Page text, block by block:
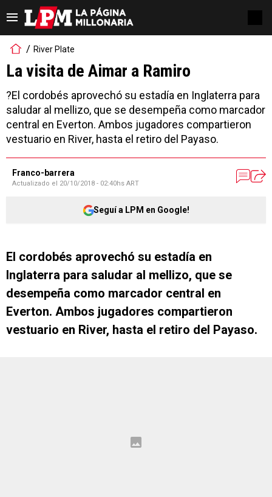
River Plate
La visita de Aimar a Ramiro
?El cordobés aprovechó su estadía en Inglaterra para
saludar al mellizo, que se desempeña como marcador
central en Everton. Ambos jugadores compartieron
vestuario en River, hasta el retiro del Payaso.
Franco-barrera
Actualizado el 20/10/2018 - 02:40hs ART
Seguí a LPM en Google!
El cordobés aprovechó su estadía en
Inglaterra para saludar al mellizo, que se
desempeña como marcador central en
Everton. Ambos jugadores compartieron
vestuario en River, hasta el retiro del Payaso.